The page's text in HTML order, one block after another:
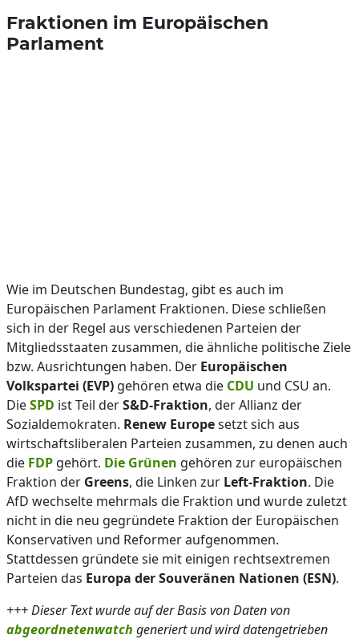
Fraktionen im Europäischen
Parlament
Wie im Deutschen Bundestag, gibt es auch im
Europäischen Parlament Fraktionen. Diese schließen
sich in der Regel aus verschiedenen Parteien der
Mitgliedsstaaten zusammen, die ähnliche politische Ziele
bzw. Ausrichtungen haben. Der Europäischen
Volkspartei (EVP) gehören etwa die CDU und CSU an.
DieSPD ist Teil derS&D-Fraktion, der Allianz der
Sozialdemokraten. Renew Europesetzt sich aus
wirtschaftsliberalen Parteien zusammen, zu denen auch
die FDP gehört. Die Grünen gehören zur europäischen
Fraktion der Greens, die Linken zur Left-Fraktion. Die
AfD wechselte mehrmals die Fraktion und wurde zuletzt
nicht in die neu gegründete Fraktion der Europäischen
Konservativen und Reformer aufgenommen.
Stattdessen gründete sie mit einigen rechtsextremen
Parteien das Europa der Souveränen Nationen (ESN).
+++ Dieser Text wurde auf der Basis von Daten von
abgeordnetenwatch generiert und wird datengetrieben